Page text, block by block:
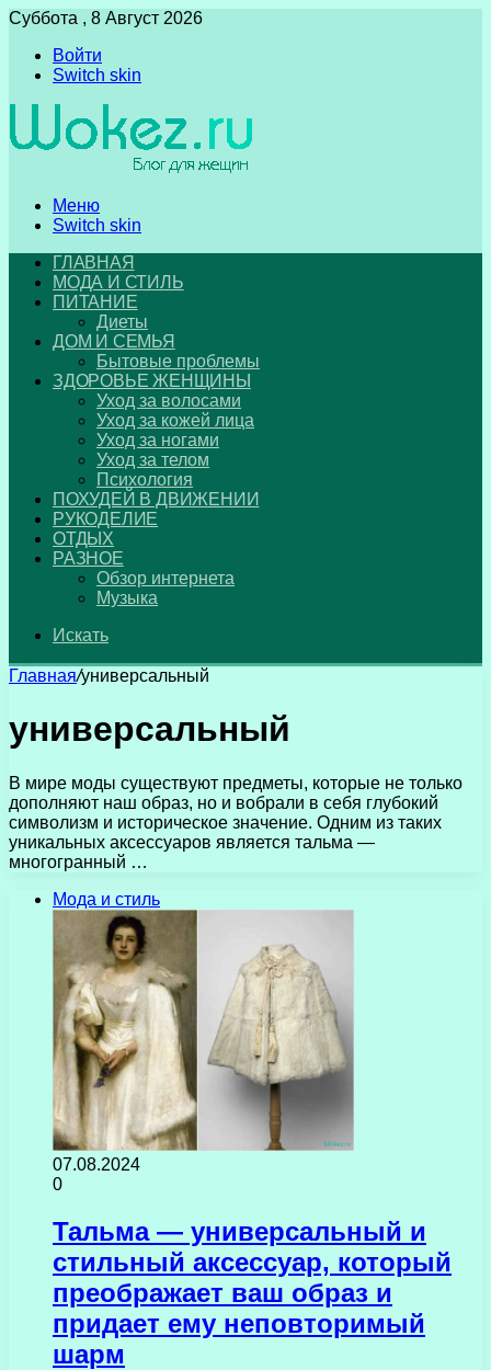
Суббота , 8 Август 2026
Войти
Switch skin
Меню
Switch skin
ГЛАВНАЯ
МОДА И СТИЛЬ
ПИТАНИЕ
Диеты
ДОМ И СЕМЬЯ
Бытовые проблемы
ЗДОРОВЬЕ ЖЕНЩИНЫ
Уход за волосами
Уход за кожей лица
Уход за ногами
Уход за телом
Психология
ПОХУДЕЙ В ДВИЖЕНИИ
РУКОДЕЛИЕ
ОТДЫХ
РАЗНОЕ
Обзор интернета
Музыка
Искать
Главная/универсальный
универсальный
В мире моды существуют предметы, которые не только
дополняют наш образ, но и вобрали в себя глубокий
символизм и историческое значение. Одним из таких
уникальных аксессуаров является тальма —
многогранный …
Мода и стиль
07.08.2024
0
Тальма — универсальный и
стильный аксессуар, который
преображает ваш образ и
придает ему неповторимый
шарм